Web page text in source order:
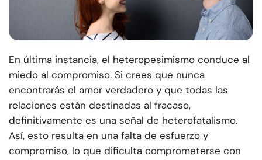
En última instancia, el heteropesimismo conduce al
miedo al compromiso. Si crees que nunca
encontrarás el amor verdadero y que todas las
relaciones están destinadas al fracaso,
definitivamente es una señal de heterofatalismo.
Así, esto resulta en una falta de esfuerzo y
compromiso, lo que dificulta comprometerse con